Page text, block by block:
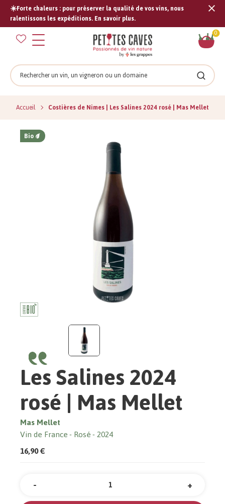
☀️Forte chaleurs : pour préserver la qualité de vos vins, nous
ralentissons les expéditions. En savoir plus.
0
Rechercher
Accueil Costières de Nimes | Les Salines 2024 rosé | Mas Mellet
Bio
Les Salines 2024
rosé | Mas Mellet
Mas Mellet
Vin de France Rosé 2024
16,90 €
Quantité +
-